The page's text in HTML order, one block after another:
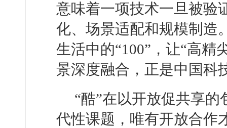
意味着一项技术一旦被验
化、场景适配和规模制造
生活中的“100”，让“高精
景深度融合，正是中国科
“酷”在以开放促共享
代性课题，唯有开放合作